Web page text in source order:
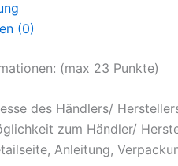
(0)
(max 23 Punkte)
des Händlers/
zum Händler/
Anleitung,